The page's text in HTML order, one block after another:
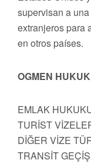
supervisan a
extranjeros para
en otros países.
OGMEN
EMLAK
TURİST
DİĞER VİZE
TRANSİT